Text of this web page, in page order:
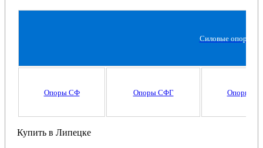
Силовые опоры
Опоры СФ Опоры СФГ Опоры
Купить в Липецке